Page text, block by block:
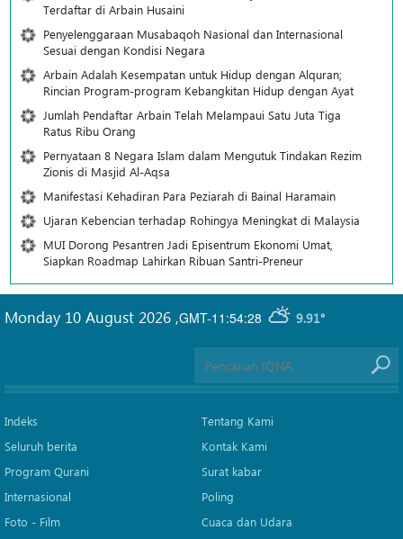
Terdaftar di Arbain Husaini
Penyelenggaraan Musabaqoh Nasional dan Internasional
Sesuai dengan Kondisi Negara
Arbain Adalah Kesempatan untuk Hidup dengan Alquran;
Rincian Program-program Kebangkitan Hidup dengan Ayat
Jumlah Pendaftar Arbain Telah Melampaui Satu Juta Tiga
Ratus Ribu Orang
Pernyataan 8 Negara Islam dalam Mengutuk Tindakan Rezim
Zionis di Masjid Al-Aqsa
Manifestasi Kehadiran Para Peziarah di Bainal Haramain
Ujaran Kebencian terhadap Rohingya Meningkat di Malaysia
MUI Dorong Pesantren Jadi Episentrum Ekonomi Umat,
Siapkan Roadmap Lahirkan Ribuan Santri-Preneur
GMT-11:54:28 9.91°
Monday 10 August 2026 ,
Indeks
Seluruh berita
Program Qurani
Internasional
Foto - Film
Tentang Kami
Kontak Kami
Surat kabar
Poling
Cuaca dan Udara